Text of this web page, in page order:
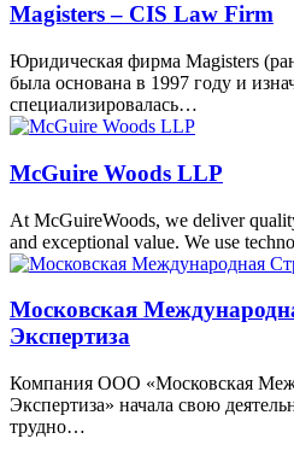
Magisters – CIS Law Firm
Юридическая фирма Magisters
была основана в 1997 году и
специализировалась…
McGuire Woods LLP
At McGuireWoods, we deliver
and exceptional value. We use
Московская
Экспертиза
Компания ООО «Московская
Экспертиза» начала свою
трудно…